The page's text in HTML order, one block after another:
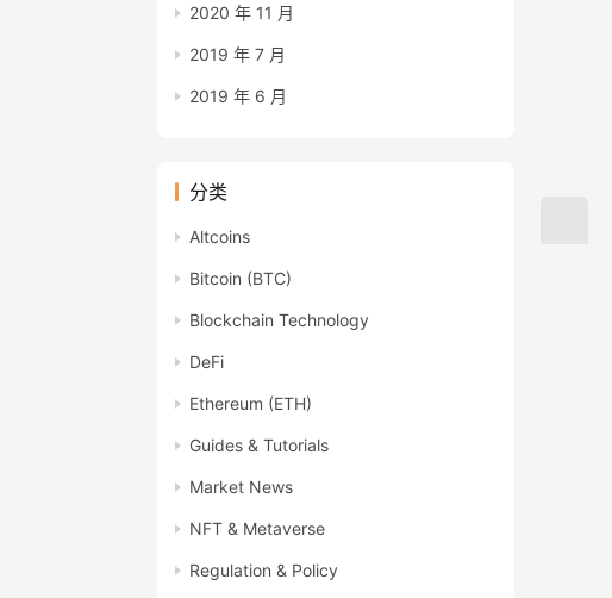
2020 年 11 月
2019 年 7 月
2019 年 6 月
分类
Altcoins
Bitcoin (BTC)
Blockchain Technology
DeFi
Ethereum (ETH)
Guides & Tutorials
Market News
NFT & Metaverse
Regulation & Policy